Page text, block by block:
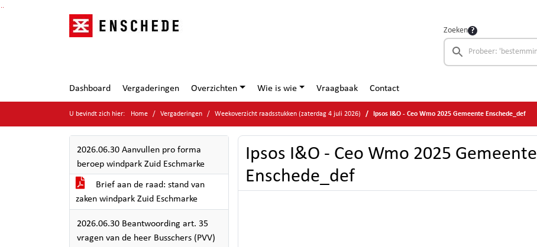
Ga naar de inhoud van deze pagina
Ga naar het zoeken
Ga naar het menu
Zoeken
Dashboard Vergaderingen Overzichten Wie is wie Vraagbaak Contact
U bevindt zich hier: Home Vergaderingen Weekoverzicht raadsstukken (zaterdag 4 juli 2026) Ipsos I&O - Ceo Wmo 2025 Gemeente Enschede_def
2026.06.30 Aanvullen pro forma
beroep windpark Zuid Eschmarke
Brief aan de raad: stand van
zaken windpark Zuid Eschmarke
2026.06.30 Beantwoording art. 35
vragen van de heer Busschers (PVV)
Ipsos I&O - Ceo Wmo 2025 Gemeente
Enschede_def